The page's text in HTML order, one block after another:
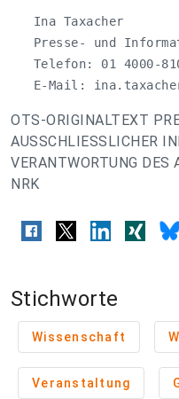
   Ina Taxacher
Presse- und
Telefon: 01 4000-
   E-Mail:
OTS-ORIGINALTEXT
AUSSCHLIESSLICHER
VERANTWORTUNG DES
NRK
Stichworte
Wissenschaft
Veranstaltung